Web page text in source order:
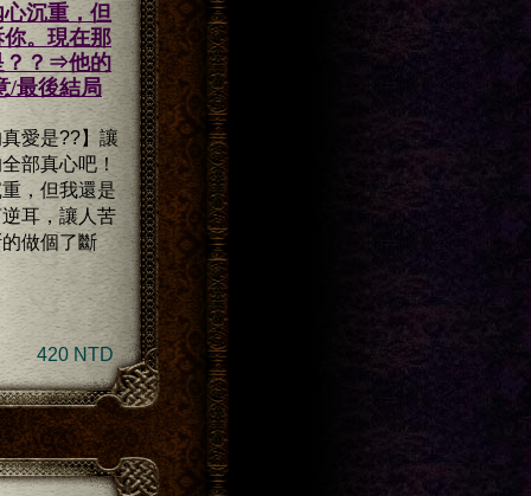
沉重，但
。現在那
？？⇒他的
/最後結局
愛是??】讓
部真心吧！
，但我還是
耳，讓人苦
做個了斷
420 NTD